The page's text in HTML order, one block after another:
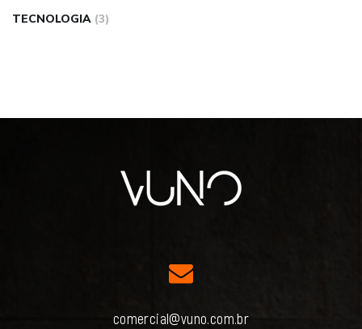
TECNOLOGIA (3)
comercial@vuno.com.br